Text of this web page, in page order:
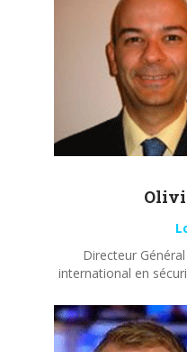
Directeur
international en